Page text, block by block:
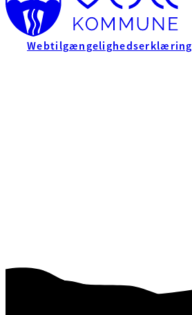
Webtilgængelighedserklæring